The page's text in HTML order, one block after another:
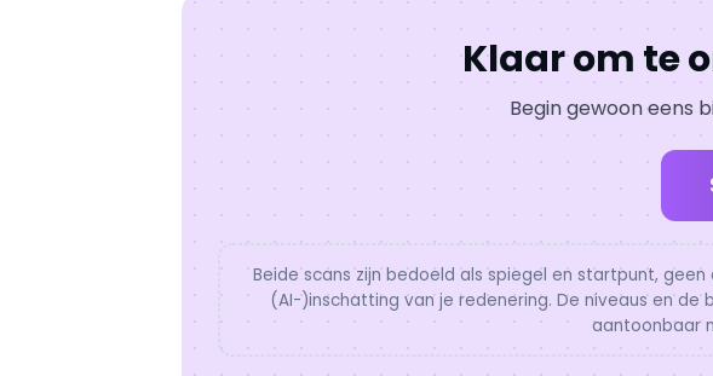
Klaar om te
Begin gewoon eens
Beide scans zijn bedoeld als spiegel en startpunt,
(AI-)inschatting van je redenering. De niveaus en de
aantoonbaar